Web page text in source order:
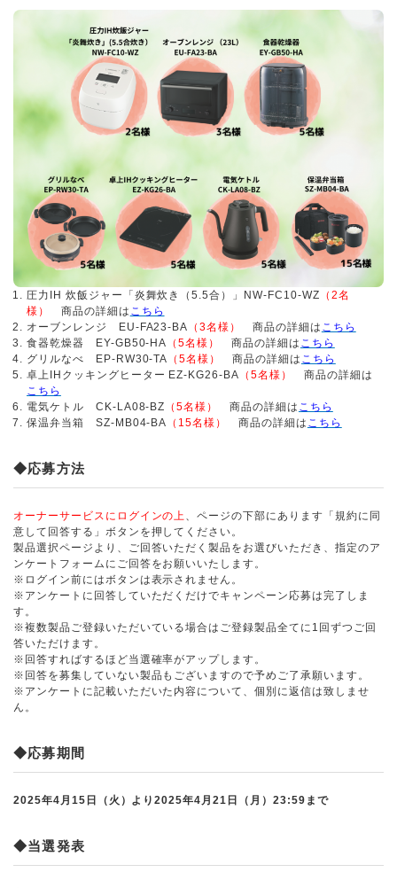
圧力IH 炊飯ジャー「炎舞炊き（5.5合）」NW-FC10-WZ （2名
様）
商品の詳細は こちら
オーブンレンジ EU-FA23-BA （3名様） 商品の詳細は こちら
食器乾燥器 EY-GB50-HA （5名様） 商品の詳細は こちら
グリルなべ EP-RW30-TA （5名様） 商品の詳細は こちら
卓上IHクッキングヒーター EZ-KG26-BA （5名様） 商品の詳細は
こちら
電気ケトル CK-LA08-BZ （5名様） 商品の詳細は こちら
保温弁当箱 SZ-MB04-BA （15名様） 商品の詳細は こちら
◆応募方法
オーナーサービスにログインの上、ページの下部にあります「規約に同
意して回答する」ボタンを押してください。
製品選択ページより、ご回答いただく製品をお選びいただき、指定のア
ンケートフォームにご回答をお願いいたします。
※ログイン前にはボタンは表示されません。
※アンケートに回答していただくだけでキャンペーン応募は完了しま
す。
※複数製品ご登録いただいている場合はご登録製品全てに1回ずつご回
答いただけます。
※回答すればするほど当選確率がアップします。
※回答を募集していない製品もございますので予めご了承願います。
※アンケートに記載いただいた内容について、個別に返信は致しませ
ん。
◆応募期間
2025年4月15日（火）より2025年4月21日（月）23:59まで
◆当選発表